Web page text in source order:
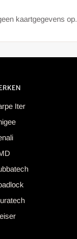
kaartgegevens op.
Iter